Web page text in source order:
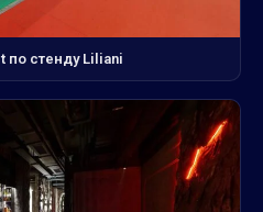
по стенду Liliani